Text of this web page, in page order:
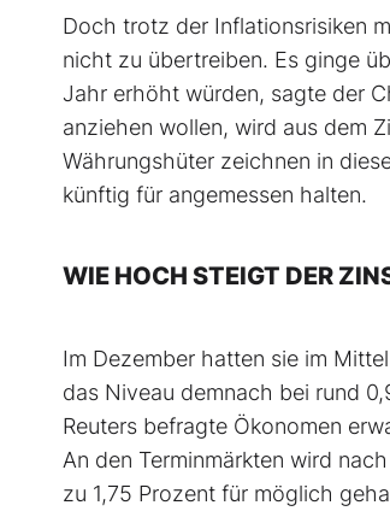
Doch trotz der Inflationsrisiken
nicht zu übertreiben. Es ginge
Jahr erhöht würden, sagte der
anziehen wollen, wird aus dem
Währungshüter zeichnen in
künftig für angemessen halten.
WIE HOCH STEIGT DER
Im Dezember hatten sie im
das Niveau demnach bei rund
Reuters befragte Ökonomen
An den Terminmärkten wird
zu 1,75 Prozent für möglich